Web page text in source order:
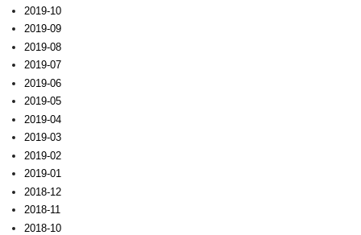
2019-10
2019-09
2019-08
2019-07
2019-06
2019-05
2019-04
2019-03
2019-02
2019-01
2018-12
2018-11
2018-10